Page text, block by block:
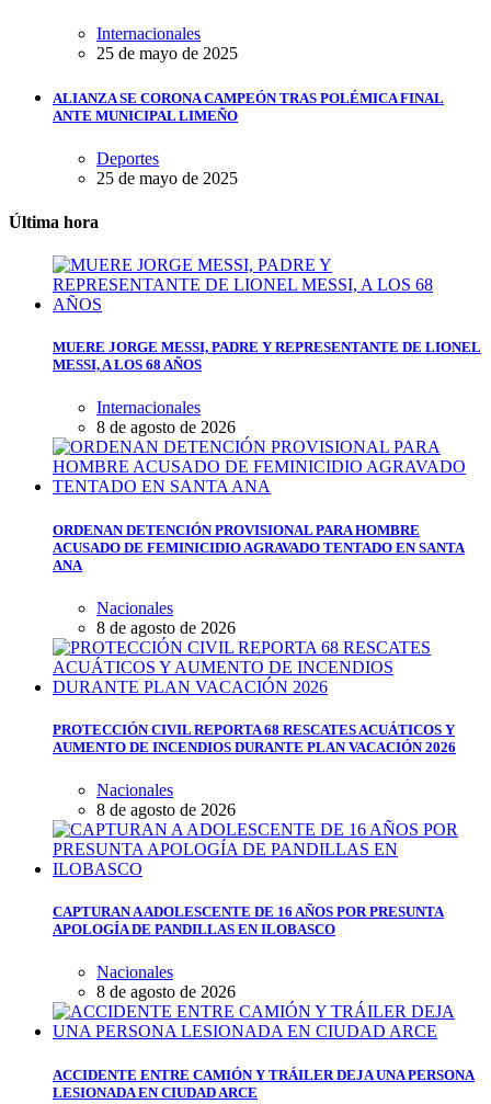
Internacionales
25 de mayo de 2025
ALIANZA SE CORONA CAMPEÓN TRAS POLÉMICA FINAL
ANTE MUNICIPAL LIMEÑO
Deportes
25 de mayo de 2025
Última hora
MUERE JORGE MESSI, PADRE Y REPRESENTANTE DE LIONEL
MESSI, A LOS 68 AÑOS
Internacionales
8 de agosto de 2026
ORDENAN DETENCIÓN PROVISIONAL PARA HOMBRE
ACUSADO DE FEMINICIDIO AGRAVADO TENTADO EN SANTA
ANA
Nacionales
8 de agosto de 2026
PROTECCIÓN CIVIL REPORTA 68 RESCATES ACUÁTICOS Y
AUMENTO DE INCENDIOS DURANTE PLAN VACACIÓN 2026
Nacionales
8 de agosto de 2026
CAPTURAN A ADOLESCENTE DE 16 AÑOS POR PRESUNTA
APOLOGÍA DE PANDILLAS EN ILOBASCO
Nacionales
8 de agosto de 2026
ACCIDENTE ENTRE CAMIÓN Y TRÁILER DEJA UNA PERSONA
LESIONADA EN CIUDAD ARCE